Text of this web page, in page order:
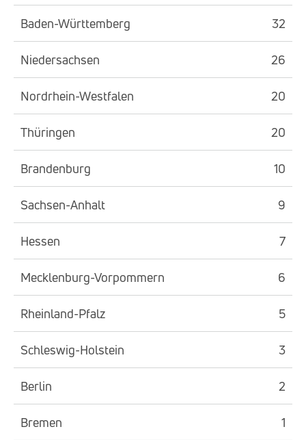
Baden-Württemberg 32
Niedersachsen 26
Nordrhein-Westfalen 20
Thüringen 20
Brandenburg 10
Sachsen-Anhalt 9
Hessen 7
Mecklenburg-Vorpommern 6
Rheinland-Pfalz 5
Schleswig-Holstein 3
Berlin 2
Bremen 1